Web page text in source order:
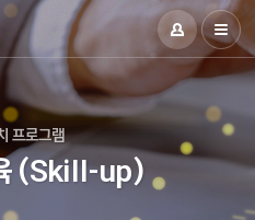
프로그램
(Skill-up)